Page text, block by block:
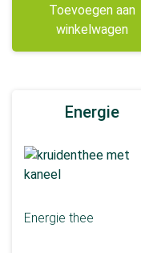
Braam
12-18 jaar
4-12 jaar
Borstvoeding
Zwangerschap
Toevoegen aan
winkelwagen
Energie
Energie thee